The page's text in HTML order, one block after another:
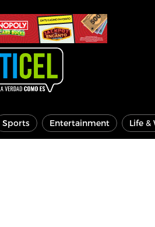
Sports Entertainment Life &